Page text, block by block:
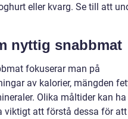
eller kvarg. Se till att
nyttig snabbmat
fokuserar man på
av kalorier, mängden
Olika måltider kan
viktigt att förstå dessa för